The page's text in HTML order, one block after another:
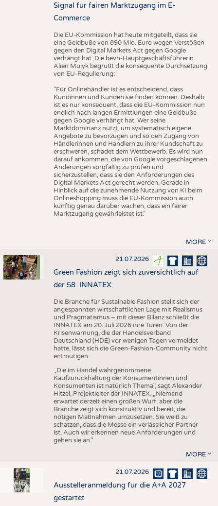
Signal für fairen Marktzugang im E-
Commerce
Die EU-Kommission hat heute mitgeteilt, dass sie
eine Geldbuße von 890 Mio. Euro wegen Verstößen
gegen den Digital Markets Act gegen Google
verhängt hat. Die bevh-Hauptgeschäftsführerin
Alien Mulyk begrüßt die konsequente Durchsetzung
von EU-Regulierung:
"Für Onlinehändler ist es entscheidend, dass
Kundinnen und Kunden sie finden können. Deshalb
ist es nur konsequent, dass die EU-Kommission nun
endlich nach langen Ermittlungen eine Geldbuße
gegen Google verhängt hat. Wer seine
Marktdominanz nutzt, um systematisch eigene
Angebote zu bevorzugen und so den Zugang von
Händlerinnen und Händlern zu ihrer Kundschaft zu
erschweren, schadet dem Wettbewerb. Es wird nun
darauf ankommen, die von Google vorgeschlagenen
Änderungen sorgfältig zu prüfen und
sicherzustellen, dass sie den Anforderungen des
Digital Markets Act gerecht werden. Gerade in
Hinblick auf die zunehmende Nutzung von KI beim
Onlineshopping muss die EU-Kommission auch
künftig genau darüber wachen, dass ein fairer
Marktzugang gewährleistet ist."
MORE
21.07.2026
Green Fashion zeigt sich zuversichtlich auf
der 58. INNATEX
Die Branche für Sustainable Fashion stellt sich der
angespannten wirtschaftlichen Lage mit Realismus
und Pragmatismus – mit dieser Bilanz schließt die
INNATEX am 20. Juli 2026 ihre Türen. Von der
Krisenwarnung, die der Handelsverband
Deutschland (HDE) vor wenigen Tagen vermeldet
hatte, lässt sich die Green-Fashion-Community nicht
entmutigen.
„Die im Handel wahrgenommene
Kaufzurückhaltung der Konsumentinnen und
Konsumenten ist natürlich Thema", sagt Alexander
Hitzel, Projektleiter der INNATEX. „Niemand
erwartet derzeit einen großen Wurf, aber die
Branche zeigt sich konstruktiv und bereit, die
nötigen Maßnahmen umzusetzen. Sie weiß zu
schätzen, dass die Messe ein verlässlicher Partner
ist. Auch wir erkennen neue Anforderungen und
gehen sie an."
MORE
21.07.2026
Ausstelleranmeldung für die A+A 2027
gestartet